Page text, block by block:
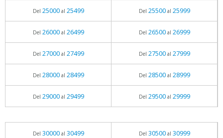
Del 25000al 25499 Del 25500al 25999
Del 26000al 26499 Del 26500al 26999
Del 27000al 27499 Del 27500al 27999
Del 28000al 28499 Del 28500al 28999
Del 29000al 29499 Del 29500al 29999
Del 30000al 30499 Del 30500al 30999